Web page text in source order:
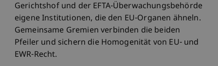
Gerichtshof und der EFTA-Überwachungsbehörde
eigene Institutionen, die den EU-Organen ähneln.
Gemeinsame Gremien verbinden die beiden
Pfeiler und sichern die Homogenität von EU- und
EWR-Recht.